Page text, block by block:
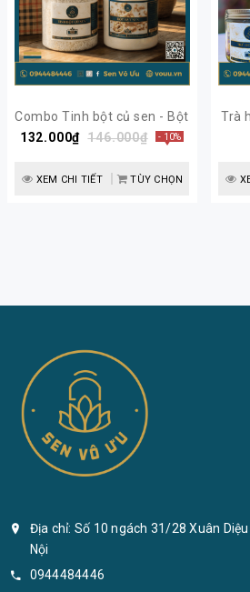
Combo Tinh bột củ sen - Bột
hạt sen nguyên chất | Sen
132.000₫ 146.000₫ - 10%
XEM CHI TIẾT TÙY CHỌN
Trà
Địa chỉ: Số 10 ngách 31/28 Xuân
Nội
0944484446